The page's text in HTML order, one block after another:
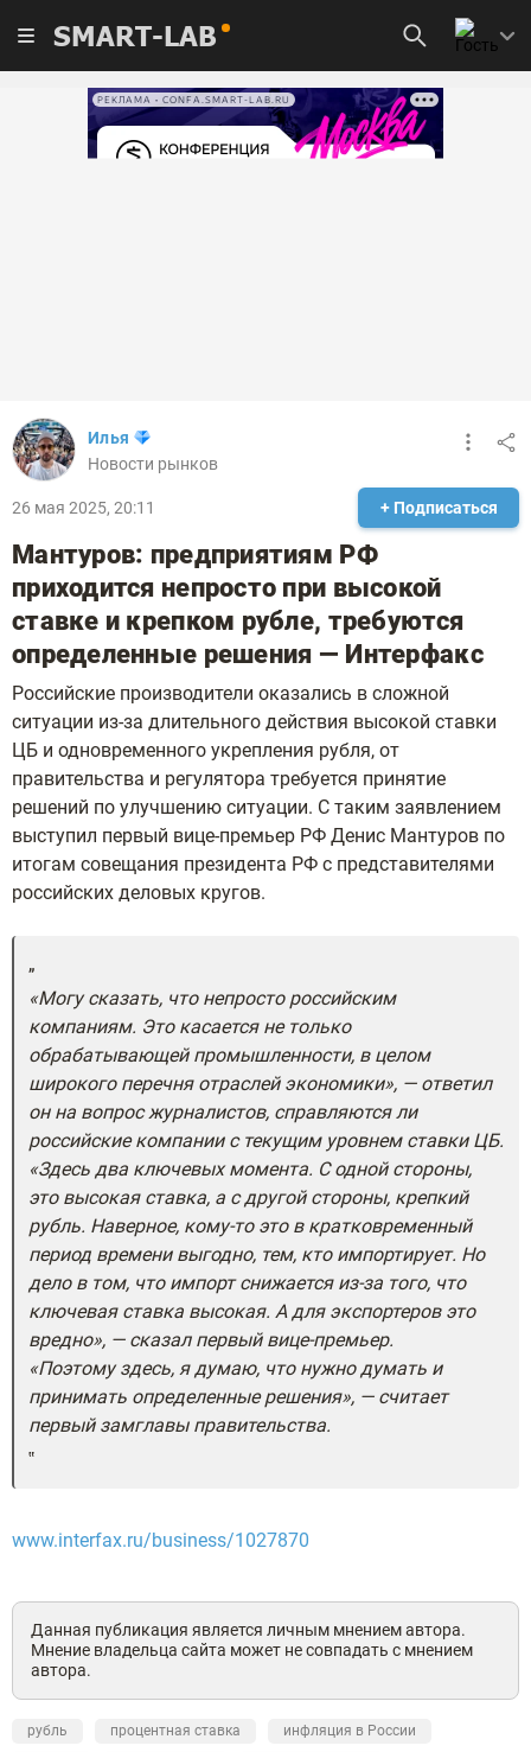
SMART-LAB
РЕКЛАМА • CONFA.SMART-LAB.RU
Илья
Новости рынков
26 мая 2025, 20:11 + Подписаться
Мантуров: предприятиям РФ
приходится непросто при высокой
ставке и крепком рубле, требуются
определенные решения — Интерфакс
Российские производители оказались в сложной
ситуации из-за длительного действия высокой ставки
ЦБ и одновременного укрепления рубля, от
правительства и регулятора требуется принятие
решений по улучшению ситуации. С таким заявлением
выступил первый вице-премьер РФ Денис Мантуров по
итогам совещания президента РФ с представителями
российских деловых кругов.
«Могу сказать, что непросто российским
компаниям. Это касается не только
обрабатывающей промышленности, в целом
широкого перечня отраслей экономики», — ответил
он на вопрос журналистов, справляются ли
российские компании с текущим уровнем ставки ЦБ.
«Здесь два ключевых момента. С одной стороны,
это высокая ставка, а с другой стороны, крепкий
рубль. Наверное, кому-то это в кратковременный
период времени выгодно, тем, кто импортирует. Но
дело в том, что импорт снижается из-за того, что
ключевая ставка высокая. А для экспортеров это
вредно», — сказал первый вице-премьер.
«Поэтому здесь, я думаю, что нужно думать и
принимать определенные решения», — считает
первый замглавы правительства.
www.interfax.ru/business/1027870
Данная публикация является личным мнением автора.
Мнение владельца сайта может не совпадать с мнением
автора.
рубль процентная ставка
инфляция в России